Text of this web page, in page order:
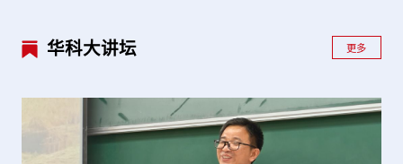
华科大讲坛 更多